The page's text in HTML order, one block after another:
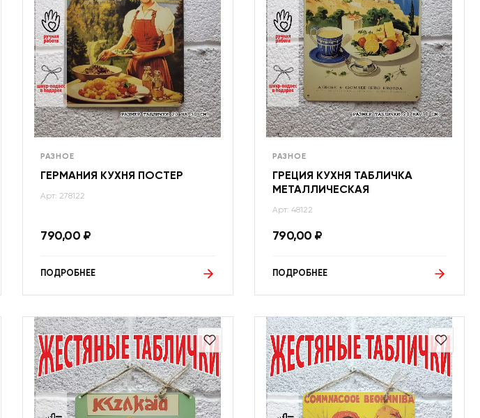
РАЗНОЕ
ГЕРМАНИЯ КУХНЯ ПОСТЕР
Арт: 278122
790,00 ₽
ПОДРОБНЕЕ
РАЗНОЕ
ГРЕЦИЯ КУХНЯ ТАБЛИЧКА
МЕТАЛЛИЧЕСКАЯ
Арт: 48122
790,00 ₽
ПОДРОБНЕЕ